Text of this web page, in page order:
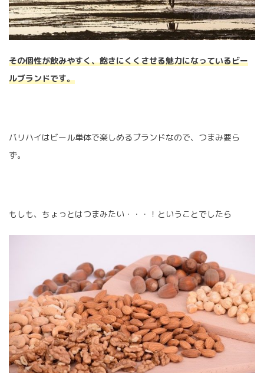
その個性が飲みやすく、飽きにくくさせる魅力になっているビー
ルブランドです。
バリハイはビール単体で楽しめるブランドなので、つまみ要ら
ず。
もしも、ちょっとはつまみたい・・・！ということでしたら